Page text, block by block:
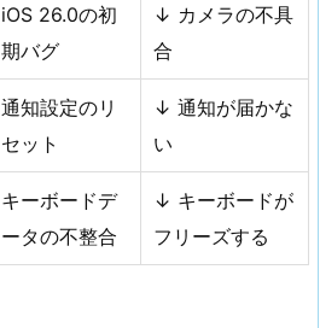
iOS 26.0の初
期バグ
↓ カメラの不具
合
通知設定のリ
セット
↓ 通知が届かな
い
キーボードデ
ータの不整合
↓ キーボードが
フリーズする